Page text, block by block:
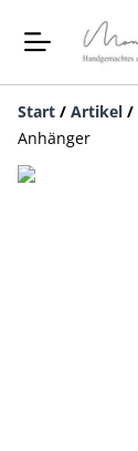
Start / Artikel /
Anhänger